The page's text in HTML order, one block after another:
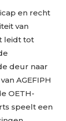
en recht
van
leidt tot
deur naar
AGEFIPH
OETH-
speelt een